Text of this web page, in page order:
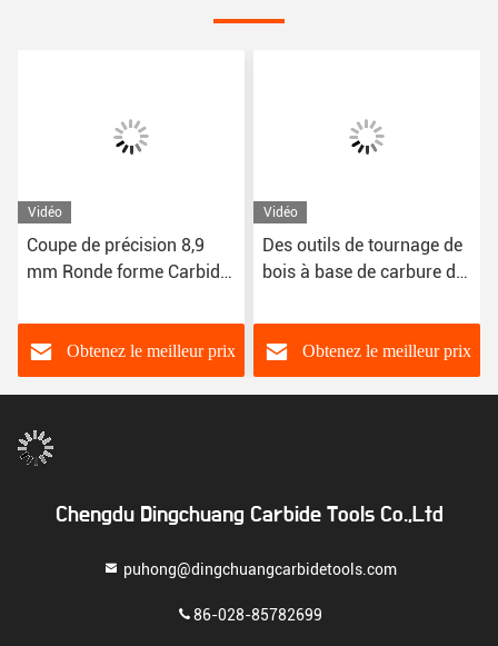
Vidéo
Coupe de précision 8,9
mm Ronde forme Carbide
Obtenez le meilleur prix
Vidéo
Des outils de tournage de
bois à base de carbure de
Obtenez le meilleur prix
Chengdu Dingchuang Carbide Tools Co.,Ltd
puhong@dingchuangcarbidetools.com
86-028-85782699